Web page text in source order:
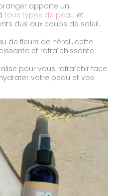
apporte un
tous types de peau et
dus aux coups de soleil.
de fleurs de néroli, cette
et rafraîchissante.
pour vous rafraîchir face
votre peau et vos